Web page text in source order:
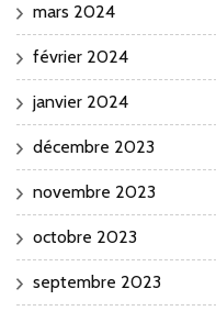
mars 2024
février 2024
janvier 2024
décembre 2023
novembre 2023
octobre 2023
septembre 2023